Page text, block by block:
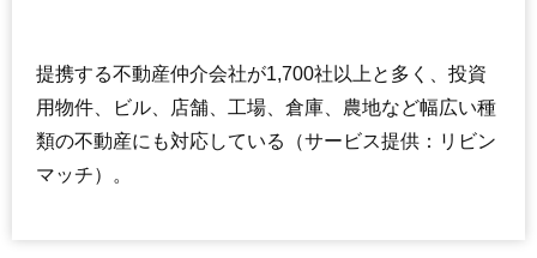
提携する不動産仲介会社が1,700社以上と多く、投資
用物件、ビル、店舗、工場、倉庫、農地など幅広い種
類の不動産にも対応している（サービス提供：リビン
マッチ）。